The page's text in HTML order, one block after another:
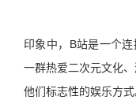
印象中，B站是一个
一群热爱二次元文化
他们标志性的娱乐方式